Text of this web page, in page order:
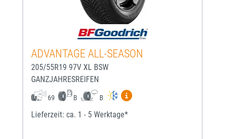
ADVANTAGE ALL-SEASON
205/55R19 97V XL BSW
GANZJAHRESREIFEN
69 B B
Mehr Informationen zum
Lieferzeit: ca. 1 - 5 Werktage*